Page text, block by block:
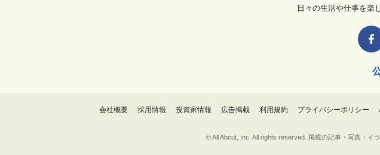
日々の生活や仕事を楽
会社概要 採用情報 投資家情報 広告掲載 利用規約 プライバシーポリシー
© All About, Inc. All rights reserved. 掲載の記事・写真・イ